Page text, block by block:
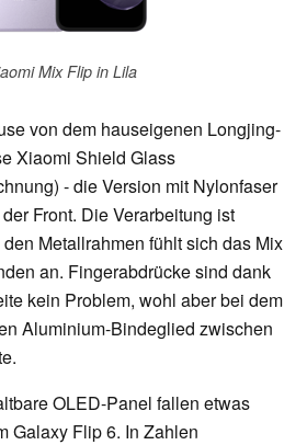
Mix Flip in Lila
von dem hauseigenen Longjing-
Xiaomi Shield Glass
- die Version mit Nylonfaser
Front. Die Verarbeitung ist
Metallrahmen fühlt sich das Mix
an. Fingerabdrücke sind dank
kein Problem, wohl aber bei dem
Aluminium-Bindeglied zwischen
OLED-Panel fallen etwas
Galaxy Flip 6. In Zahlen